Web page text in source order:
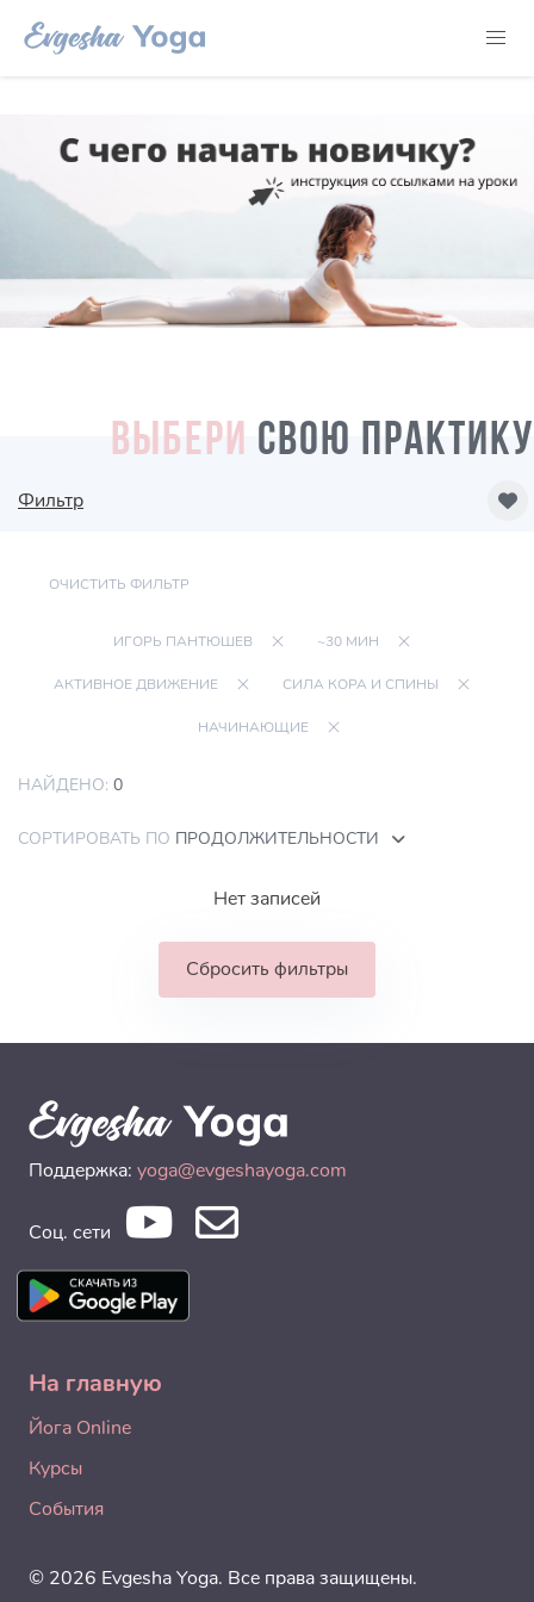
ВЫБЕРИ СВОЮ ПРАКТИКУ
Фильтр
ОЧИСТИТЬ ФИЛЬТР
ИГОРЬ ПАНТЮШЕВ ~30 МИН
АКТИВНОЕ ДВИЖЕНИЕ СИЛА КОРА И СПИНЫ
НАЧИНАЮЩИЕ
НАЙДЕНО: 0
СОРТИРОВАТЬ ПО ПРОДОЛЖИТЕЛЬНОСТИ
Нет записей
Сбросить фильтры
Поддержка: yoga@evgeshayoga.com
Соц. сети
На главную
Йога Online
Курсы
События
© 2026 Evgesha Yoga. Все права защищены.